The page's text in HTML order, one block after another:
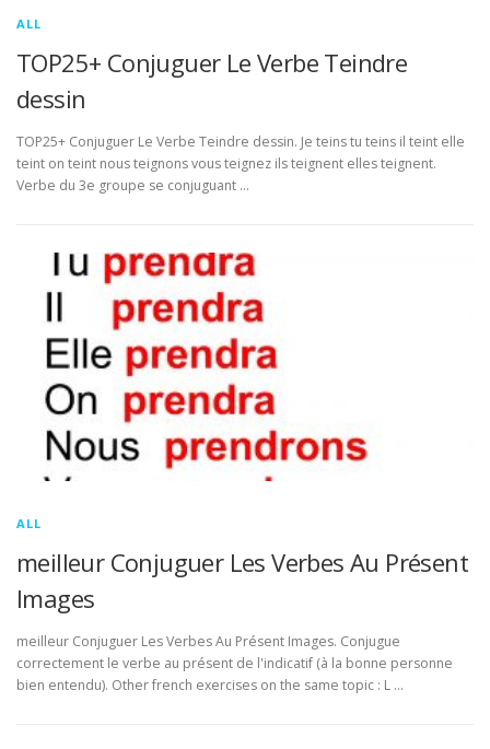
ALL
TOP25+ Conjuguer Le Verbe Teindre
dessin
TOP25+ Conjuguer Le Verbe Teindre dessin. Je teins tu teins il teint elle
teint on teint nous teignons vous teignez ils teignent elles teignent.
Verbe du 3e groupe se conjuguant …
ALL
meilleur Conjuguer Les Verbes Au Présent
Images
meilleur Conjuguer Les Verbes Au Présent Images. Conjugue
correctement le verbe au présent de l'indicatif (à la bonne personne
bien entendu). Other french exercises on the same topic : L …